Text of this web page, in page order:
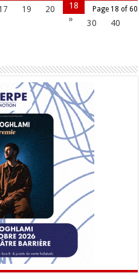
Page 18 of 60
18
19
20
»
30
40